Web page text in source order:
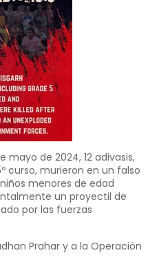
mayo de 2024, 12 adivasis,
curso, murieron en un falso
menores de edad
un proyectil de
por las fuerzas
Prahar y a la Operación